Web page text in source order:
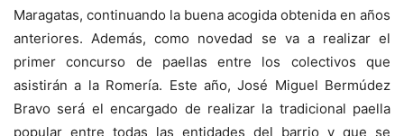
Maragatas, continuando la buena acogida obtenida en años
anteriores. Además, como novedad se va a realizar el
primer concurso de paellas entre los colectivos que
asistirán a la Romería. Este año, José Miguel Bermúdez
Bravo será el encargado de realizar la tradicional paella
popular entre todas las entidades del barrio y que se